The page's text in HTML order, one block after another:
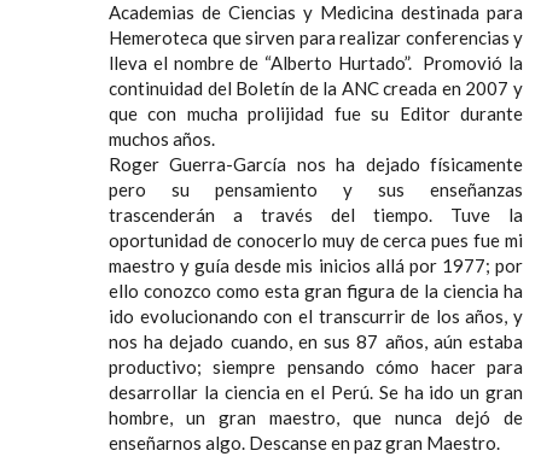
Academias de Ciencias y Medicina destinada para
Hemeroteca que sirven para realizar conferencias y
lleva el nombre de “Alberto Hurtado”. Promovió la
continuidad del Boletín de la ANC creada en 2007 y
que con mucha prolijidad fue su Editor durante
muchos años.
Roger Guerra-García nos ha dejado físicamente
pero su pensamiento y sus enseñanzas
trascenderán a través del tiempo. Tuve la
oportunidad de conocerlo muy de cerca pues fue mi
maestro y guía desde mis inicios allá por 1977; por
ello conozco como esta gran figura de la ciencia ha
ido evolucionando con el transcurrir de los años, y
nos ha dejado cuando, en sus 87 años, aún estaba
productivo; siempre pensando cómo hacer para
desarrollar la ciencia en el Perú. Se ha ido un gran
hombre, un gran maestro, que nunca dejó de
enseñarnos algo. Descanse en paz gran Maestro.